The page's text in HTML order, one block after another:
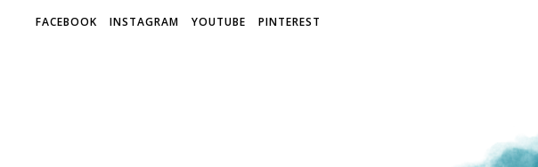
FACEBOOK INSTAGRAM YOUTUBE PINTEREST